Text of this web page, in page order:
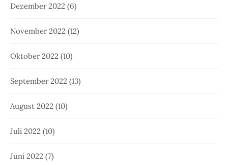
Dezember 2022 (6)
November 2022 (12)
Oktober 2022 (10)
September 2022 (13)
August 2022 (10)
Juli 2022 (10)
Juni 2022 (7)